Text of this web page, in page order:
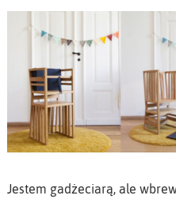
Jestem gadżeciarą, ale